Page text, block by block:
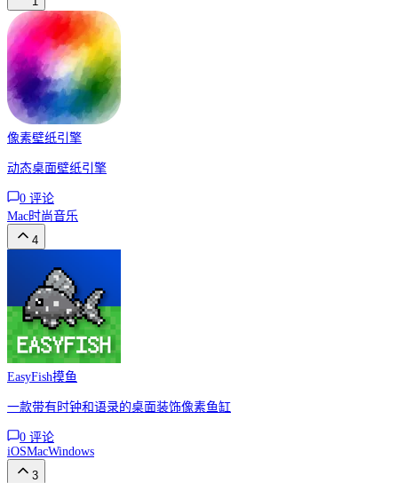
像素壁纸引擎
动态桌面壁纸引擎
0 评论
Mac时尚音乐
4
EasyFish摸鱼
一款带有时钟和语录的桌面装饰像素鱼缸
0 评论
iOSMacWindows
3